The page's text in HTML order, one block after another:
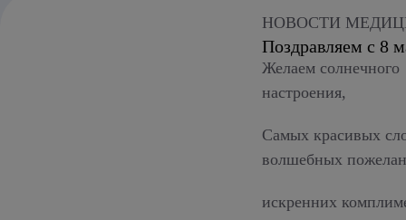
НОВОСТИ
Поздравляем с 8
Желаем солнечного
настроения,
Самых красивых
волшебных
искренних